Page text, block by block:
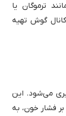
ترموگان یا
گوش تهیه
می‌شود. این
بر فشار خون، به